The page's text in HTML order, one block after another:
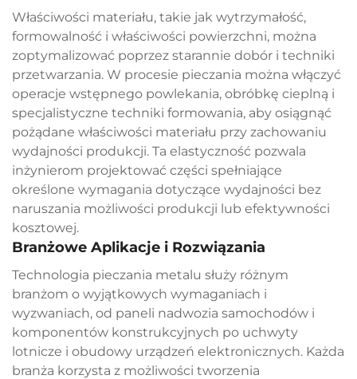
Właściwości materiału, takie jak wytrzymałość,
formowalność i właściwości powierzchni, można
zoptymalizować poprzez starannie dobór i techniki
przetwarzania. W procesie pieczania można włączyć
operacje wstępnego powlekania, obróbkę cieplną i
specjalistyczne techniki formowania, aby osiągnąć
pożądane właściwości materiału przy zachowaniu
wydajności produkcji. Ta elastyczność pozwala
inżynierom projektować części spełniające
określone wymagania dotyczące wydajności bez
naruszania możliwości produkcji lub efektywności
kosztowej.
Branżowe Aplikacje i Rozwiązania
Technologia pieczania metalu służy różnym
branżom o wyjątkowych wymaganiach i
wyzwaniach, od paneli nadwozia samochodów i
komponentów konstrukcyjnych po uchwyty
lotnicze i obudowy urządzeń elektronicznych. Każda
branża korzysta z możliwości tworzenia